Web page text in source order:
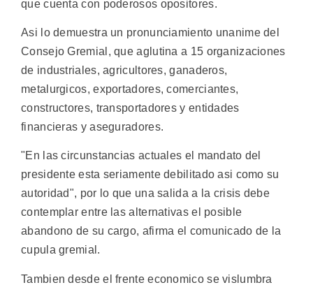
que cuenta con poderosos opositores.
Asi lo demuestra un pronunciamiento unanime del
Consejo Gremial, que aglutina a 15 organizaciones
de industriales, agricultores, ganaderos,
metalurgicos, exportadores, comerciantes,
constructores, transportadores y entidades
financieras y aseguradores.
"En las circunstancias actuales el mandato del
presidente esta seriamente debilitado asi como su
autoridad", por lo que una salida a la crisis debe
contemplar entre las alternativas el posible
abandono de su cargo, afirma el comunicado de la
cupula gremial.
Tambien desde el frente economico se vislumbra